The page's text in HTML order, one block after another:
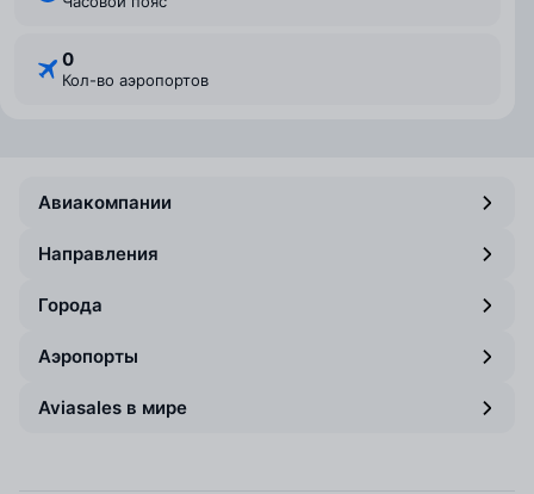
0
Кол-во аэропортов
Авиакомпании
Направления
Города
Аэропорты
Aviasales в мире